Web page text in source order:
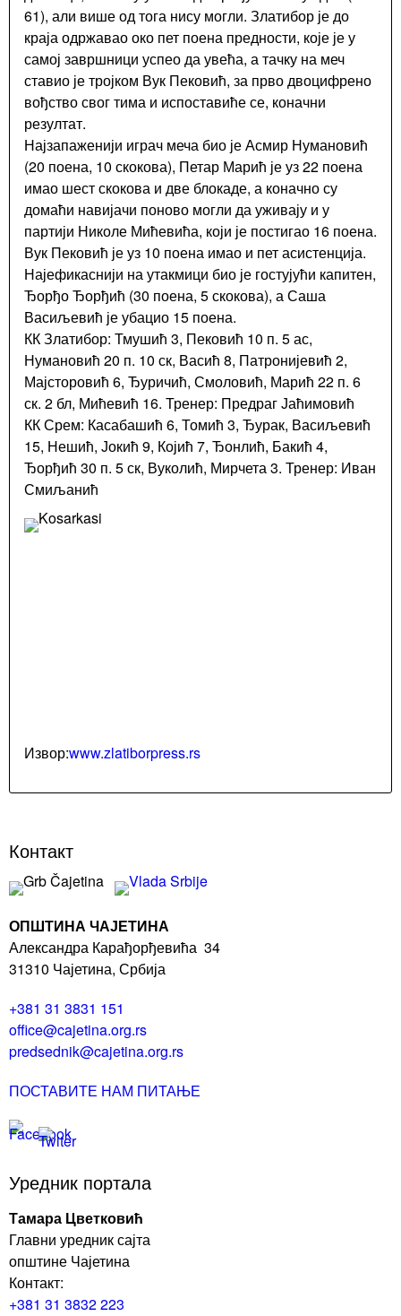
61), али више од тога нису могли. Златибор је до
краја одржавао око пет поена предности, које је у
самој завршници успео да увећа, а тачку на меч
ставио је тројком Вук Пековић, за прво двоцифрено
вођство свог тима и испоставиће се, коначни
резултат.
Најзапаженији играч меча био је Асмир Нумановић
(20 поена, 10 скокова), Петар Марић је уз 22 поена
имао шест скокова и две блокаде, а коначно су
домаћи навијачи поново могли да уживају и у
партији Николе Мићевића, који је постигао 16 поена.
Вук Пековић је уз 10 поена имао и пет асистенција.
Најефикаснији на утакмици био је гостујући капитен,
Ђорђо Ђорђић (30 поена, 5 скокова), а Саша
Васиљевић је убацио 15 поена.
КК Златибор: Тмушић 3, Пековић 10 п. 5 ас,
Нумановић 20 п. 10 ск, Васић 8, Патронијевић 2,
Мајсторовић 6, Ђуричић, Смоловић, Марић 22 п. 6
ск. 2 бл, Мићевић 16. Тренер: Предраг Јаћимовић
КК Срем: Касабашић 6, Томић 3, Ђурак, Васиљевић
15, Нешић, Јокић 9, Којић 7, Ђонлић, Бакић 4,
Ђорђић 30 п. 5 ск, Вуколић, Мирчета 3. Тренер: Иван
Смиљанић
Извор:www.zlatiborpress.rs
Контакт
ОПШТИНА ЧАЈЕТИНА
Александра Карађорђевића 34
31310 Чајетина, Србија
+381 31 3831 151
office@cajetina.org.rs
predsednik@cajetina.org.rs
ПОСТАВИТЕ НАМ ПИТАЊЕ
Уредник портала
Тамара Цветковић
Главни уредник сајта
општине Чајетина
Контакт:
+381 31 3832 223